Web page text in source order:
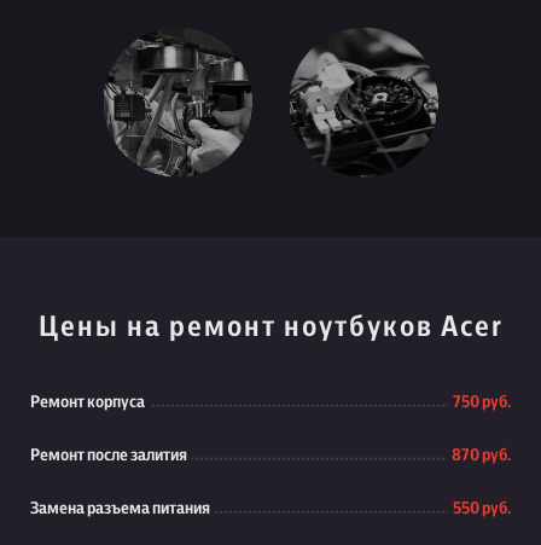
Цены на ремонт ноутбуков Acer
Ремонт корпуса 750 руб.
Ремонт после залития 870 руб.
Замена разъема питания 550 руб.